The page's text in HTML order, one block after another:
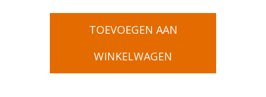
TOEVOEGEN AAN
WINKELWAGEN